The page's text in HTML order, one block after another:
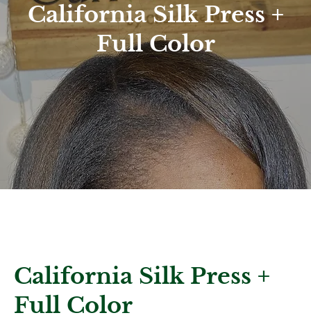
California Silk Press +
Full Color
California Silk Press +
Full Color